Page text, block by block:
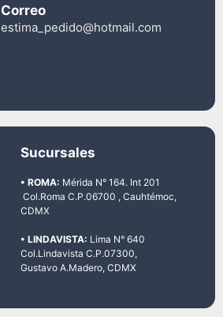
Correo
estima_pedido@hotmail.com
Sucursales
• ROMA: Mérida N° 164. Int 201
Col.Roma C.P.06700 , Cauhtémoc,
CDMX
• LINDAVISTA: Lima N° 640
Col.Lindavista C.P.07300,
Gustavo A.Madero, CDMX